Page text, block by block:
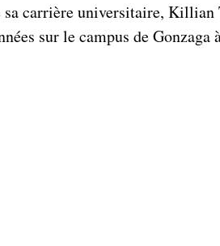
carrière universitaire, Killian
sur le campus de Gonzaga